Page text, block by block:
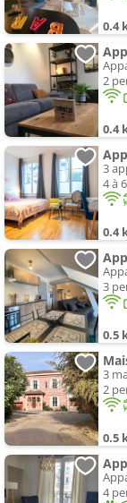
0.4
2
0.4
3
4 à
0.4
3
0.5
3
2
0.5
4